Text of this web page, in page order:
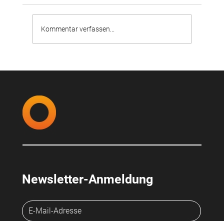
Kommentar verfassen...
Newsletter-Anmeldung